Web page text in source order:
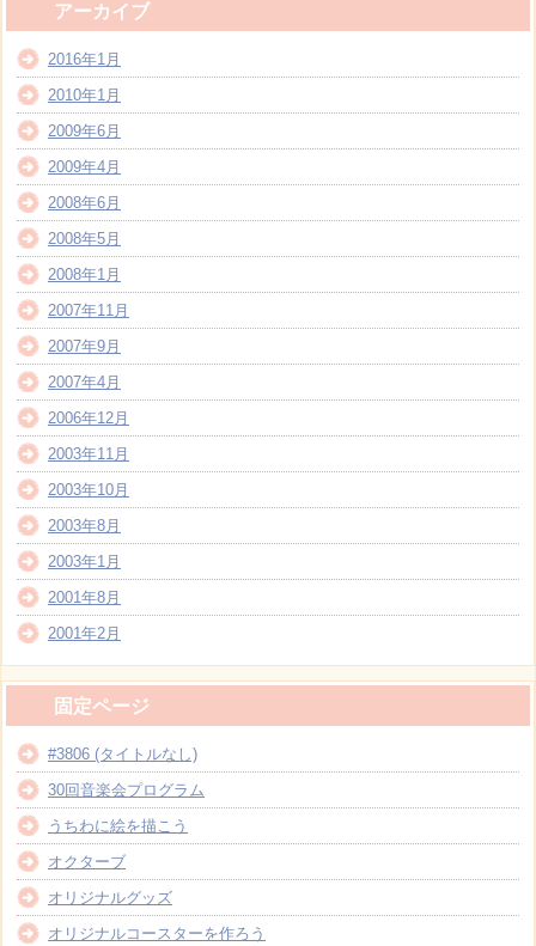
アーカイブ
2016年1月
2010年1月
2009年6月
2009年4月
2008年6月
2008年5月
2008年1月
2007年11月
2007年9月
2007年4月
2006年12月
2003年11月
2003年10月
2003年8月
2003年1月
2001年8月
2001年2月
固定ページ
#3806 (タイトルなし)
30回音楽会プログラム
うちわに絵を描こう
オクターブ
オリジナルグッズ
オリジナルコースターを作ろう